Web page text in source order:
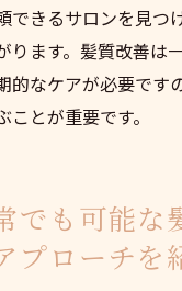
できるサロンを見つ
ります。髪質改善は
的なケアが必要です
とが重要です。
でも可能な
プローチを